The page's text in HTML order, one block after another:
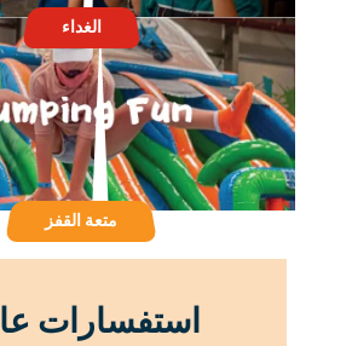
الغداء
متعة القفز
استفسارات